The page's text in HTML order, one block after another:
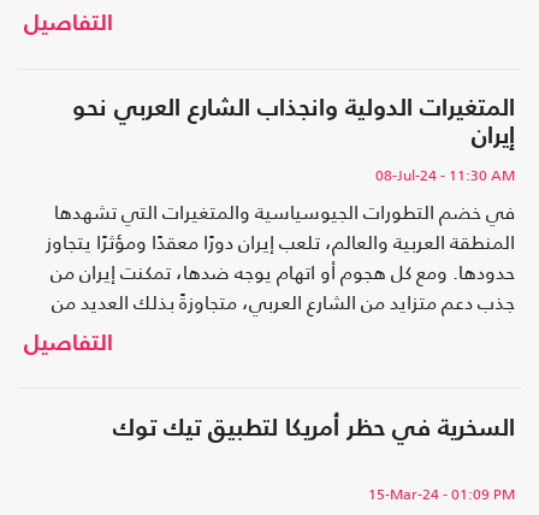
التفاصيل
المتغيرات الدولية وانجذاب الشارع العربي نحو
إيران
08-Jul-24- 11:30 AM
في خضم التطورات الجيوسياسية والمتغيرات التي تشهدها
المنطقة العربية والعالم، تلعب إيران دورًا معقدًا ومؤثرًا يتجاوز
حدودها. ومع كل هجوم أو اتهام يوجه ضدها، تمكنت إيران من
جذب دعم متزايد من الشارع العربي، متجاوزةً بذلك العديد من
التفاصيل
السخرية في حظر أمريكا لتطبيق تيك توك
15-Mar-24- 01:09 PM